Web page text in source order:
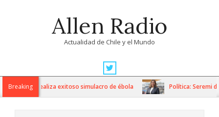
Allen Radio
Actualidad de Chile y el Mundo
Navigation
MenuBreaking
Fricke realiza exitoso simulacro de ébola Política: Seremi de